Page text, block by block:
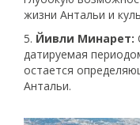
жизни Антальи и
Йивли Минарет:
датируемая
остается
Антальи.